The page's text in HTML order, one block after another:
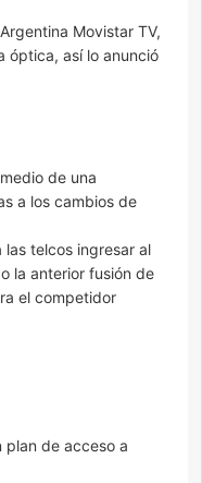
Movistar TV,
óptica, así lo anunció
de una
a los cambios de
telcos ingresar al
la anterior fusión de
el competidor
de acceso a